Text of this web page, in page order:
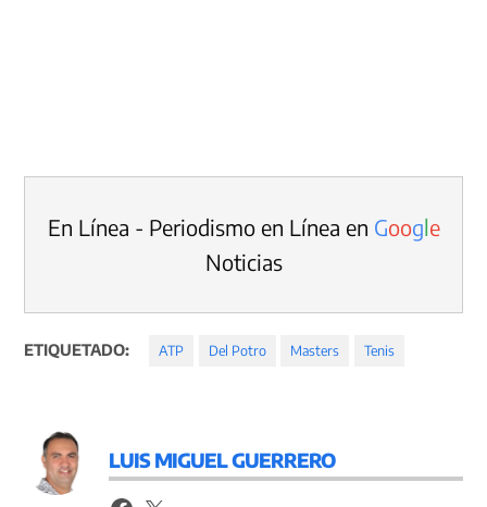
En Línea - Periodismo en Línea en Google
Noticias
ETIQUETADO: ATP Del Potro Masters Tenis
LUIS MIGUEL GUERRERO